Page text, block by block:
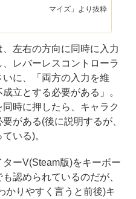
マイズ」より抜粋
左右の方向に同時に入力
レバーレスコントローラ
に、「両方の入力を維
立とする必要がある」。
時に押したら、キャラク
がある(後に説明するが、
いる)。
ーV(Steam版)をキーボー
認められているのだが、
かりやすく言うと前後)キ